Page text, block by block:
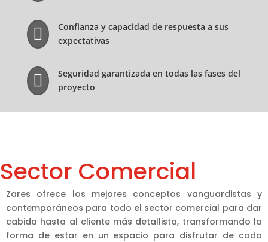

Confianza y capacidad de respuesta a sus
expectativas

Seguridad garantizada en todas las fases del
proyecto
Sector Comercial
Zares ofrece los mejores conceptos vanguardistas y
contemporáneos para todo el sector comercial para dar
cabida hasta al cliente más detallista, transformando la
forma de estar en un espacio para disfrutar de cada